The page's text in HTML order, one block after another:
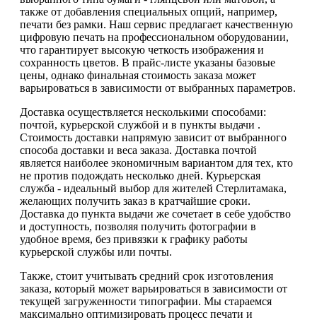
также от добавления специальных опций, например,
печати без рамки. Наш сервис предлагает качественную
цифровую печать на профессиональном оборудовании,
что гарантирует высокую четкость изображения и
сохранность цветов. В прайс-листе указаны базовые
цены, однако финальная стоимость заказа может
варьироваться в зависимости от выбранных параметров.
Доставка осуществляется несколькими способами:
почтой, курьерской службой и в пункты выдачи .
Стоимость доставки напрямую зависит от выбранного
способа доставки и веса заказа. Доставка почтой
является наиболее экономичным вариантом для тех, кто
не против подождать несколько дней. Курьерская
служба - идеальный выбор для жителей Стерлитамака,
желающих получить заказ в кратчайшие сроки.
Доставка до пункта выдачи же сочетает в себе удобство
и доступность, позволяя получить фотографии в
удобное время, без привязки к графику работы
курьерской службы или почты.
Также, стоит учитывать средний срок изготовления
заказа, который может варьироваться в зависимости от
текущей загруженности типографии. Мы стараемся
максимально оптимизировать процесс печати и